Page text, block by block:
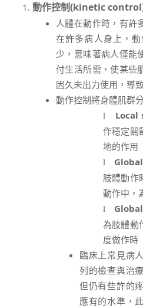
動作控制(kinetic
人體在動作時，有許
在許多病人身上，
少，意味著病人僅能
付生活所需，使某些
因久未出力使用，導
動作控制將身體肌群
l Local
作穩定關
地的作用
l
肢體動作
動作中，
l
為肢體動
度做作時
臨床上常見病
列的檢查與治
但仍有些許的
應有的水準，